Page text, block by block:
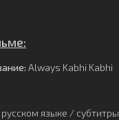
Always Kabhi Kabhi
языке / субтитры